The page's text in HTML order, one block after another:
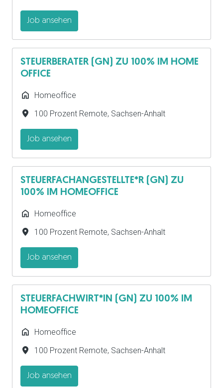
Job ansehen
STEUERBERATER (GN) ZU 100% IM HOME
OFFICE
Homeoffice
100 Prozent Remote, Sachsen-Anhalt
Job ansehen
STEUERFACHANGESTELLTE*R (GN) ZU
100% IM HOMEOFFICE
Homeoffice
100 Prozent Remote, Sachsen-Anhalt
Job ansehen
STEUERFACHWIRT*IN (GN) ZU 100% IM
HOMEOFFICE
Homeoffice
100 Prozent Remote, Sachsen-Anhalt
Job ansehen